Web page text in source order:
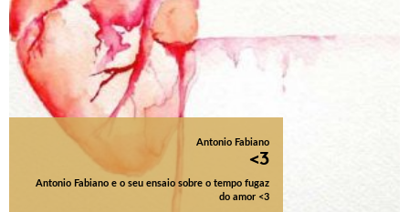
Antonio Fabiano
<3
Antonio Fabiano e o seu ensaio sobre o tempo fugaz
do amor <3